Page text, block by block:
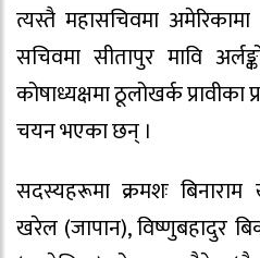
त्यस्तै महासचिवमा
सचिवमा सीतापुर मावि
कोषाध्यक्षमा ठूलोखर्क
चयन भएका छन् ।
सदस्यहरूमा क्रमशः
खरेल (जापान), विष्णुबहादुर